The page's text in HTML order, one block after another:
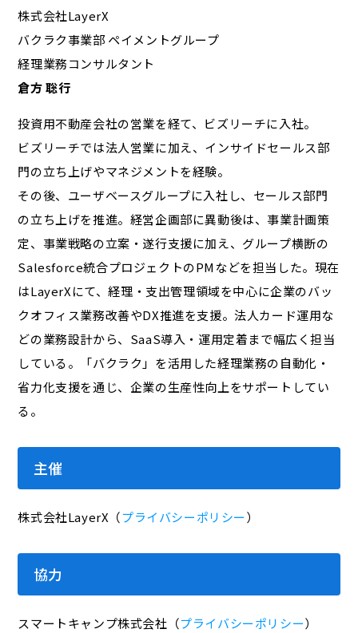
株式会社LayerX
バクラク事業部 ペイメントグループ
経理業務コンサルタント
倉方 聡行
投資用不動産会社の営業を経て、ビズリーチに入社。
ビズリーチでは法人営業に加え、インサイドセールス部
門の立ち上げやマネジメントを経験。
その後、ユーザベースグループに入社し、セールス部門
の立ち上げを推進。経営企画部に異動後は、事業計画策
定、事業戦略の立案・遂行支援に加え、グループ横断の
Salesforce統合プロジェクトのPMなどを担当した。現在
はLayerXにて、経理・支出管理領域を中心に企業のバッ
クオフィス業務改善やDX推進を支援。法人カード運用な
どの業務設計から、SaaS導入・運用定着まで幅広く担当
している。「バクラク」を活用した経理業務の自動化・
省力化支援を通じ、企業の生産性向上をサポートしてい
る。
主催
株式会社LayerX（プライバシーポリシー）
協力
スマートキャンプ株式会社（プライバシーポリシー）